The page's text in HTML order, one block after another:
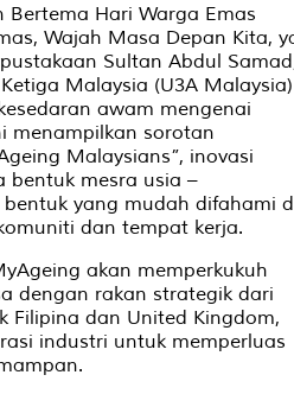
Bertema Hari Warga Emas
Wajah Masa Depan Kita,
Sultan Abdul
Malaysia (U3A Malaysia)
awam mengenai
menampilkan sorotan
Malaysians”, inovasi
bentuk mesra usia –
yang mudah difahami
dan tempat kerja.
akan memperkukuh
dengan rakan strategik dari
Filipina dan United Kingdom,
industri untuk memperluas